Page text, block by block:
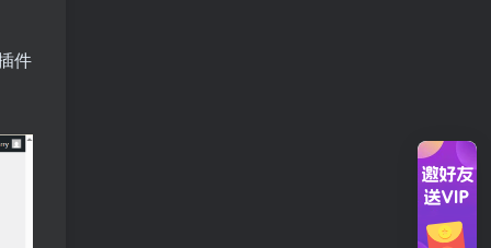
件